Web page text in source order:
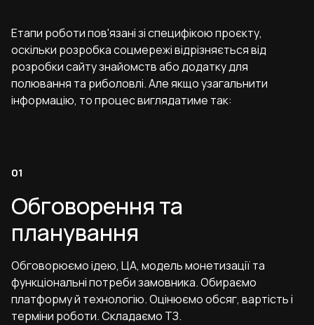
Етапи роботи пов'язані зі специфікою проєкту,
оскільки розробка соцмережі відрізняється від
розробки сайту знайомств або додатку для
полювання та риболовлі. Але якщо узагальнити
інформацію, то процес виглядатиме так:
Обговорення та
планування
Обговорюємо ідею, ЦА, модель монетизації та
функціональні потреби замовника. Обираємо
платформу й технологію. Оцінюємо обсяг, вартість і
терміни роботи. Складаємо ТЗ.